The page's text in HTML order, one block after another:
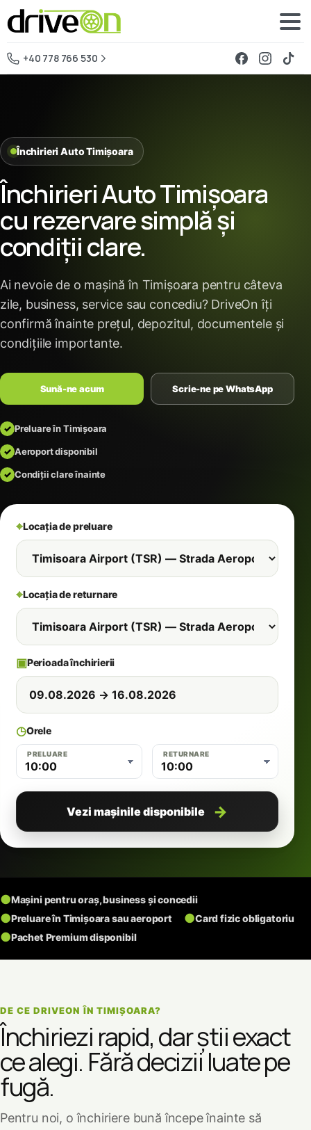
+40 778 766 530
Închirieri Auto Timișoara
Închirieri Auto Timișoara
cu rezervare simplă și
condiții clare.
Ai nevoie de o mașină în Timișoara pentru câteva
zile, business, service sau concediu? DriveOn îți
confirmă înainte prețul, depozitul, documentele și
condițiile importante.
Sună-ne acum Scrie-ne pe WhatsApp
✓ Preluare în Timișoara
✓ Aeroport disponibil
✓ Condiții clare înainte
⌖Locația de preluare
⌖Locația de returnare
▣Perioada închirierii
◷Orele
PRELUARE
10:00
RETURNARE
10:00
Vezi mașinile disponibile
●Mașini pentru oraș, business și concedii
●Preluare în Timișoara sau aeroport ●Card fizic obligatoriu
●Pachet Premium disponibil
DE CE DRIVEON ÎN TIMIȘOARA?
Închiriezi rapid, dar știi exact
ce alegi. Fără decizii luate pe
fugă.
Pentru noi, o închiriere bună începe înainte să